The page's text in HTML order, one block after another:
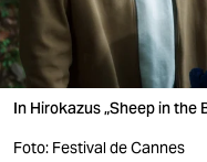
verlag
veranstaltungen
shop
fragen & hilfe
In Hirokazus „Sheep in the
Foto: Festival de Cannes